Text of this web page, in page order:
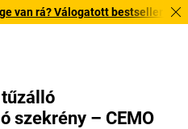
van rá? Válogatott bestseller
szekrény – CEMO